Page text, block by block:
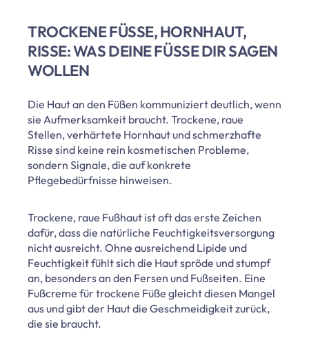
TROCKENE FÜSSE, HORNHAUT, R
ISSE: WAS DEINE FÜSSE DIR SAGEN WO
LLEN
Die Haut an den Füßen kommuniziert deutlich, wenn
sie Aufmerksamkeit braucht. Trockene, raue
Stellen, verhärtete Hornhaut und schmerzhafte
Risse sind keine rein kosmetischen Probleme,
sondern Signale, die auf konkrete
Pflegebedürfnisse hinweisen.
Trockene, raue Fußhaut ist oft das erste Zeichen
dafür, dass die natürliche Feuchtigkeitsversorgung
nicht ausreicht. Ohne ausreichend Lipide und
Feuchtigkeit fühlt sich die Haut spröde und stumpf
an, besonders an den Fersen und Fußseiten. Eine
Fußcreme für trockene Füße gleicht diesen Mangel
aus und gibt der Haut die Geschmeidigkeit zurück,
die sie braucht.